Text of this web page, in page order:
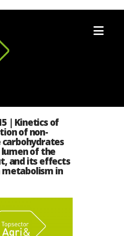
| Kinetics of
of non-
of the
and its effects
metabolism in